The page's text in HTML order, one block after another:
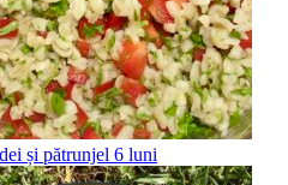
și pătrunjel 6 luni